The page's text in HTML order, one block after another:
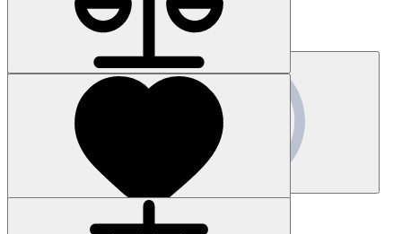
Цена по запросу
Наличие: уточняйте